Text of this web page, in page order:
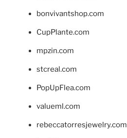
bonvivantshop.com
CupPlante.com
mpzin.com
stcreal.com
PopUpFlea.com
valueml.com
rebeccatorresjewelry.com